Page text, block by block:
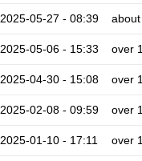
2025-05-27 - 08:39
2025-05-06 - 15:33 over
2025-04-30 - 15:08 over
2025-02-08 - 09:59 over
2025-01-10 - 17:11 over